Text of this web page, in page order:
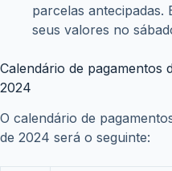
parcelas antecipadas.
seus valores no
Calendário de pagamentos
2024
O calendário de
de 2024 será o seguinte: